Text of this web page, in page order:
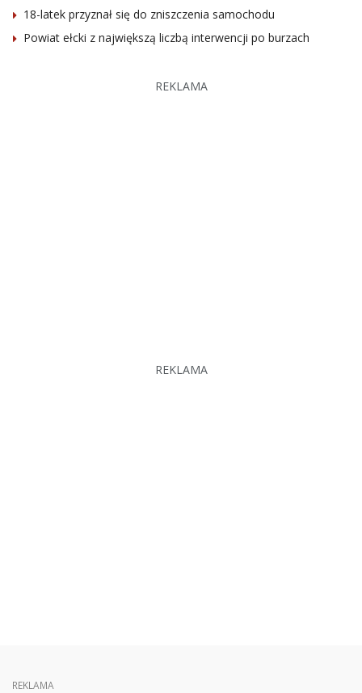
18-latek przyznał się do zniszczenia samochodu
Powiat ełcki z największą liczbą interwencji po burzach
REKLAMA
REKLAMA
REKLAMA